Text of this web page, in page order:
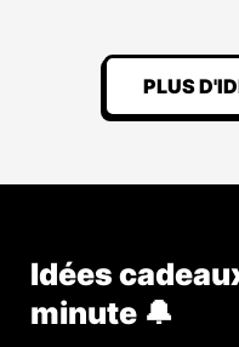
PLUS
Idées
minute 🔔